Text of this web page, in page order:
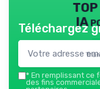
IA
Téléchargez
* En remplissant ce
des fins